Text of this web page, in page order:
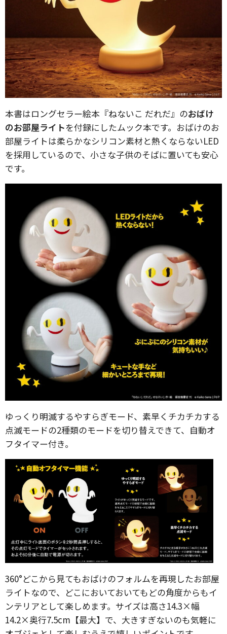
本書はロングセラー絵本『ねないこ だれだ』のおばけ
のお部屋ライトを付録にしたムック本です。おばけのお
部屋ライトは柔らかなシリコン素材と熱くならないLED
を採用しているので、小さな子供のそばに置いても安心
です。
ゆっくり明滅するやすらぎモード、素早くチカチカする
点滅モードの2種類のモードを切り替えできて、自動オ
フタイマー付き。
360°どこから見てもおばけのフォルムを再現したお部屋
ライトなので、どこにおいておいてもどの角度からもイ
ンテリアとして楽しめます。サイズは高さ14.3×幅
14.2×奥行7.5cm【最大】で、大きすぎないのも気軽に